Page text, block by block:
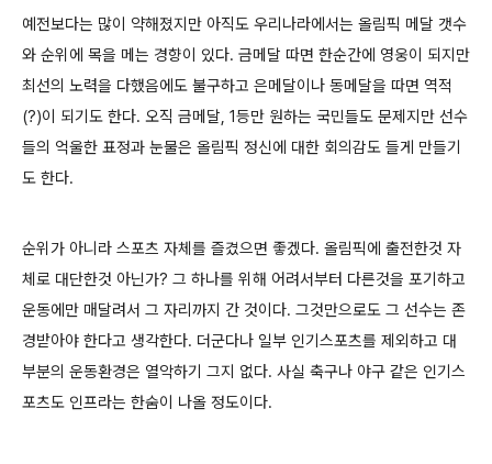
예전보다는 많이 약해졌지만 아직도 우리나라에서는 올림픽 메달 갯수
와 순위에 목을 메는 경향이 있다. 금메달 따면 한순간에 영웅이 되지만
최선의 노력을 다했음에도 불구하고 은메달이나 동메달을 따면 역적
(?)이 되기도 한다. 오직 금메달, 1등만 원하는 국민들도 문제지만 선수
들의 억울한 표정과 눈물은 올림픽 정신에 대한 회의감도 들게 만들기
도 한다.
순위가 아니라 스포츠 자체를 즐겼으면 좋겠다. 올림픽에 출전한것 자
체로 대단한것 아닌가? 그 하나를 위해 어려서부터 다른것을 포기하고
운동에만 매달려서 그 자리까지 간 것이다. 그것만으로도 그 선수는 존
경받아야 한다고 생각한다. 더군다나 일부 인기스포츠를 제외하고 대
부분의 운동환경은 열악하기 그지 없다. 사실 축구나 야구 같은 인기스
포츠도 인프라는 한숨이 나올 정도이다.